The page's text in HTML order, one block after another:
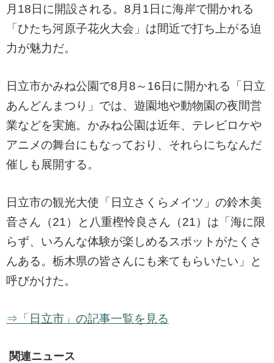
月18日に開設される。8月1日に海岸で開かれる
「ひたち河原子花火大会」は間近で打ち上がる迫
力が魅力だ。
日立市かみね公園で8月8～16日に開かれる「日立
あんどんまつり」では、遊園地や動物園の夜間営
業などを実施。かみね公園は近年、テレビロケや
アニメの舞台にもなっており、それらにちなんだ
催しも展開する。
日立市の観光大使「日立さくらメイツ」の鈴木美
音さん（21）と八重樫怜良さん（21）は「海に限
らず、いろんな体験が楽しめるスポットがたくさ
んある。栃木県の皆さんにも来てもらいたい」と
呼びかけた。
⇒「日立市」の記事一覧を見る
関連ニュース